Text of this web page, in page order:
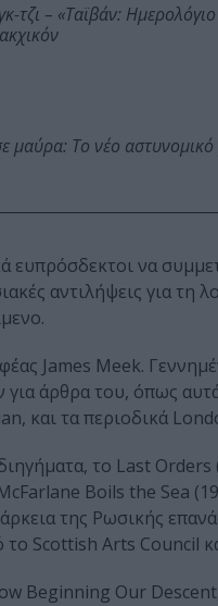
τζι – «Ταϊβάν:
μαύρα: Το νέο
ευπρόσδεκτοι να
αντιλήψεις για
James Meek.
άρθρα του, όπως
και τα περιοδικά
το Last
Boils the Sea
της Ρωσικής
το Scottish Arts Council
Beginning Our